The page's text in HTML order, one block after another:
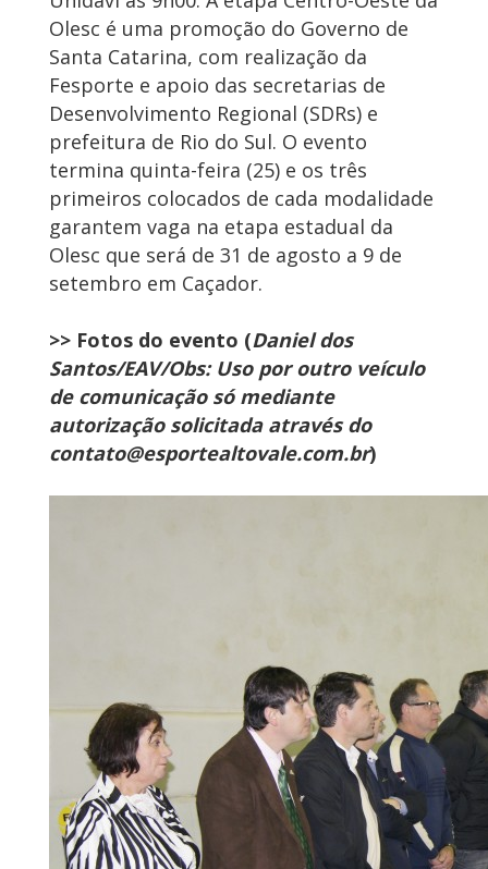
Olesc é uma promoção do Governo de
Santa Catarina, com realização da
Fesporte e apoio das secretarias de
Desenvolvimento Regional (SDRs) e
prefeitura de Rio do Sul. O evento
termina quinta-feira (25) e os três
primeiros colocados de cada modalidade
garantem vaga na etapa estadual da
Olesc que será de 31 de agosto a 9 de
setembro em Caçador.
>> Fotos do evento (Daniel dos
Santos/EAV/Obs: Uso por outro veículo
de comunicação só mediante
autorização solicitada através do
contato@esportealtovale.com.br)